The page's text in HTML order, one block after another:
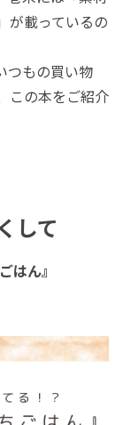
が載っているの
つもの買い物
この本をご紹介
して
はん』